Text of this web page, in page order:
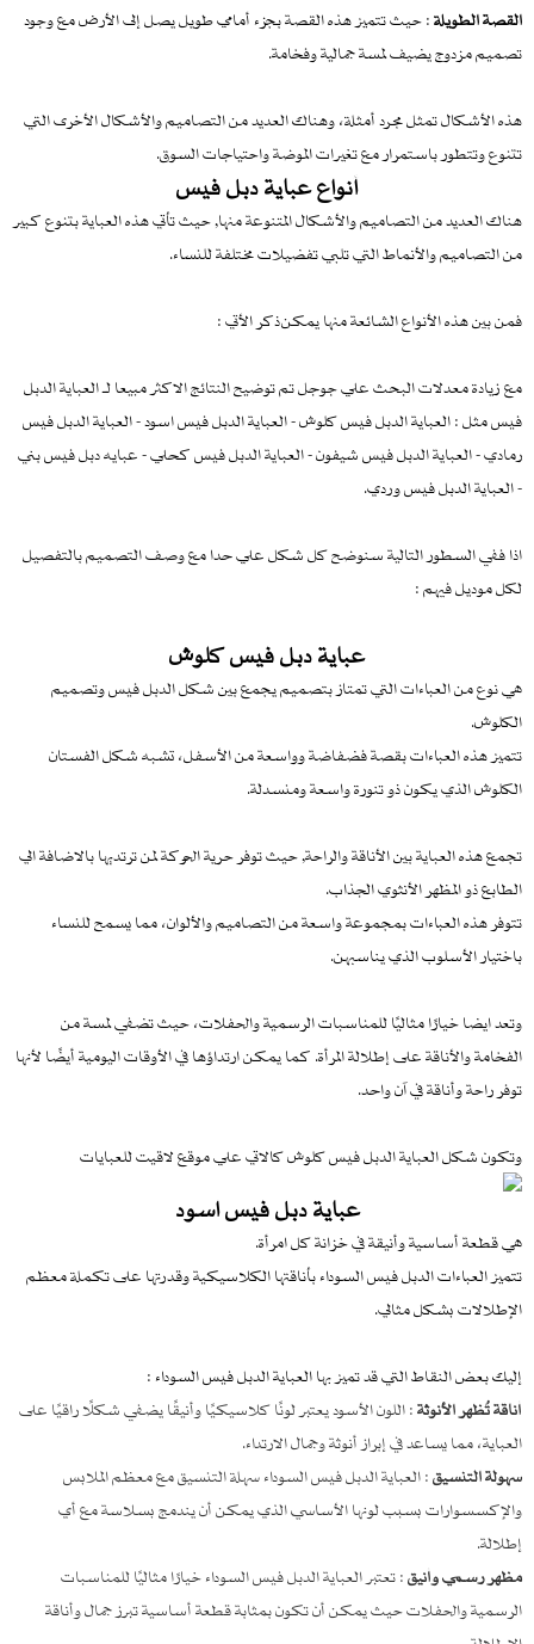
القصة الطويلة: حيث تتميز هذه القصة بجزء أمامي طويل يصل إلى الأرض مع وجود
تصميم مزدوج يضيف لمسة جمالية وفخامة.
هذه الأشكال تمثل مجرد أمثلة، وهناك العديد من التصاميم والأشكال الأخرى التي
تتنوع وتتطور باستمرار مع تغيرات الموضة واحتياجات السوق.
أنواع عباية دبل فيس
هناك العديد من التصاميم والأشكال المتنوعة منها, حيث تأتي هذه العباية بتنوع كبير
من التصاميم والأنماط التي تلبي تفضيلات مختلفة للنساء.
فمن بين هذه الأنواع الشائعة منها يمكن ذكر الأتي :
مع زيادة معدلات البحث علي جوجل تم توضيح النتائج الاكثر مبيعا لـ العباية الدبل
فيس مثل : العباية الدبل فيس كلوش - العباية الدبل فيس اسود - العباية الدبل فيس
رمادي - العباية الدبل فيس شيفون - العباية الدبل فيس كحلي - عبايه دبل فيس بني
- العباية الدبل فيس وردي.
اذا ففي السطور التالية سنوضح كل شكل علي حدا مع وصف التصميم بالتفصيل
لكل موديل فيهم :
عباية دبل فيس كلوش
هي نوع من العباءات التي تمتاز بتصميم يجمع بين شكل الدبل فيس وتصميم
الكلوش.
تتميز هذه العباءات بقصة فضفاضة وواسعة من الأسفل، تشبه شكل الفستان
الكلوش الذي يكون ذو تنورة واسعة ومنسدلة.
تجمع هذه العباية بين الأناقة والراحة, حيث توفر حرية الحركة لمن ترتديها بالاضافة الي
الطابع ذو المظهر الأنثوي الجذاب.
تتوفر هذه العباءات بمجموعة واسعة من التصاميم والألوان، مما يسمح للنساء
باختيار الأسلوب الذي يناسبهن.
وتعد ايضا خيارًا مثاليًا للمناسبات الرسمية والحفلات، حيث تضفي لمسة من
الفخامة والأناقة على إطلالة المرأة. كما يمكن ارتداؤها في الأوقات اليومية أيضًا لأنها
توفر راحة وأناقة في آن واحد.
وتكون شكل العباية الدبل فيس كلوش كالاتي علي موقع لاقيت للعبايات
عباية دبل فيس اسود
هي قطعة أساسية وأنيقة في خزانة كل امرأة.
تتميز العباءات الدبل فيس السوداء بأناقتها الكلاسيكية وقدرتها على تكملة معظم
الإطلالات بشكل مثالي.
إليك بعض النقاط التي قد تميز بها العباية الدبل فيس السوداء :
أناقة تُظهر الأنوثة: اللون الأسود يعتبر لونًا كلاسيكيًا وأنيقًا يضفي شكلًا راقيًا على
العباية، مما يساعد في إبراز أنوثة وجمال الارتداء.
سهولة التنسيق: العباية الدبل فيس السوداء سهلة التنسيق مع معظم الملابس
والإكسسوارات بسبب لونها الأساسي الذي يمكن أن يندمج بسلاسة مع أي
إطلالة.
مظهر رسمي وأنيق: تعتبر العباية الدبل فيس السوداء خيارًا مثاليًا للمناسبات
الرسمية والحفلات حيث يمكن أن تكون بمثابة قطعة أساسية تبرز جمال وأناقة